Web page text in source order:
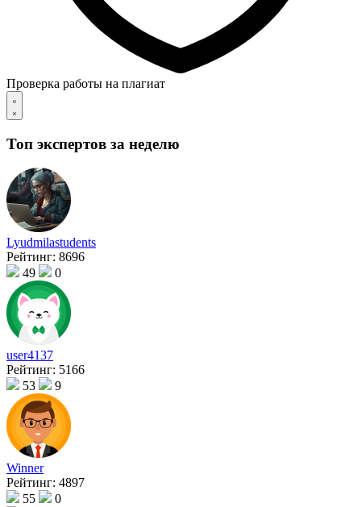
Проверка работы на плагиат
Топ экспертов за неделю
Lyudmilastudents
Рейтинг: 8696
49
0
user4137
Рейтинг: 5166
53
9
Winner
Рейтинг: 4897
55
0